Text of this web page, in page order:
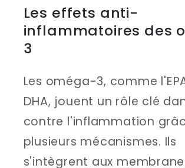
Les effets anti-
inflammatoires des
3
Les oméga-3, comme
DHA, jouent un rôle clé
contre l'inflammation
plusieurs mécanismes. Ils
s'intègrent aux